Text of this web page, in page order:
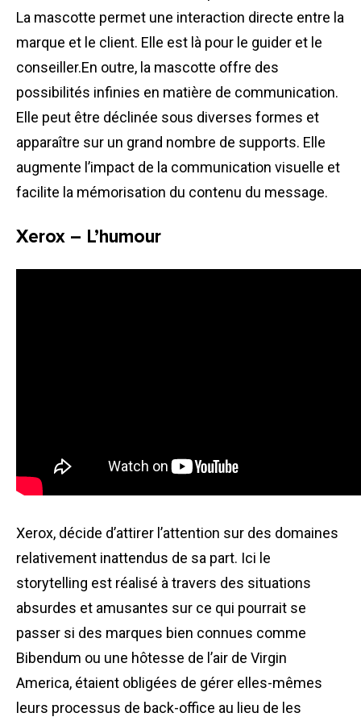
La mascotte permet une interaction directe entre la
marque et le client. Elle est là pour le guider et le
conseiller.En outre, la mascotte offre des
possibilités infinies en matière de communication.
Elle peut être déclinée sous diverses formes et
apparaître sur un grand nombre de supports. Elle
augmente l’impact de la communication visuelle et
facilite la mémorisation du contenu du message.
Xerox – L’humour
Xerox, décide d’attirer l’attention sur des domaines
relativement inattendus de sa part. Ici le
storytelling est réalisé à travers des situations
absurdes et amusantes sur ce qui pourrait se
passer si des marques bien connues comme
Bibendum ou une hôtesse de l’air de Virgin
America, étaient obligées de gérer elles-mêmes
leurs processus de back-office au lieu de les